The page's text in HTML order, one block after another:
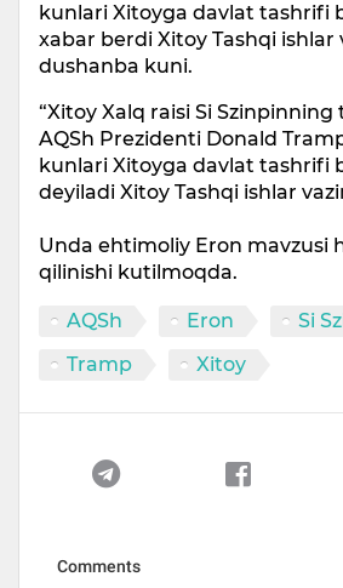
kunlari Xitoyga davlat tashrifi
xabar berdi Xitoy Tashqi ishlar
dushanba kuni.
“Xitoy Xalq raisi Si
AQSh Prezidenti Donald
kunlari Xitoyga davlat tashrifi
deyiladi Xitoy Tashqi ishlar
Unda ehtimoliy Eron mavzusi
qilinishi kutilmoqda.
AQSh Eron
Si
Tramp
Xitoy